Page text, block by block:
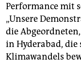
Performance mit
„Unsere
die
in Hyderabad, die
Klimawandels